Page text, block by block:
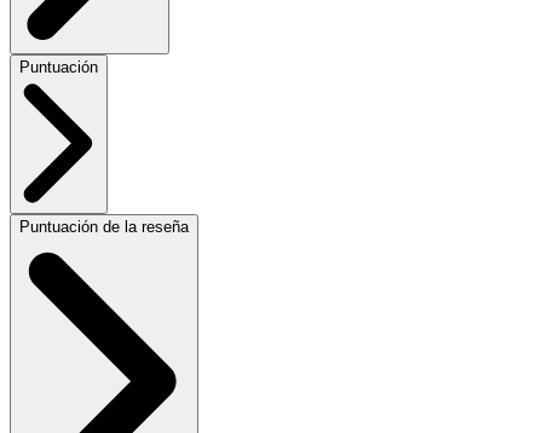
Puntuación
Puntuación de la reseña